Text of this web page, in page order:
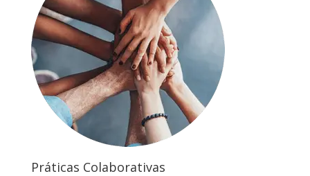
Práticas Colaborativas